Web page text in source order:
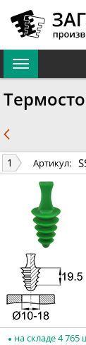
1 Артикул:
на складе 4 765